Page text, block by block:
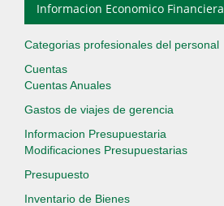
Informacion Economico Financiera
Categorias profesionales del personal
Cuentas
Cuentas Anuales
Gastos de viajes de gerencia
Informacion Presupuestaria
Modificaciones Presupuestarias
Presupuesto
Inventario de Bienes